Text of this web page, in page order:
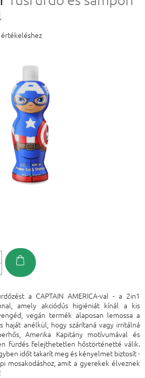
5-ből 0,0 csillag.
értékeléshez
a CAPTAIN AMERICA-val - a 2in1
amely akciódús higiéniát kínál a kis
vegán termék alaposan lemossa a
haját anélkül, hogy szárítaná vagy irritálná
Amerika Kapitány motívumával és
fürdés felejthetetlen hőstörténetté válik.
időt takarít meg és kényelmet biztosít -
mosakodáshoz, amit a gyerekek élveznek